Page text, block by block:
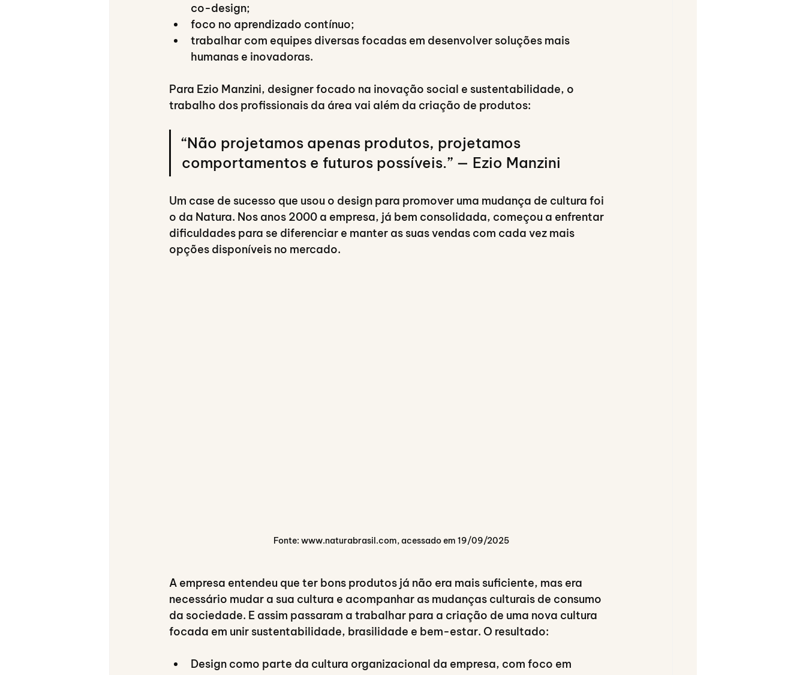
co-design;
foco no aprendizado contínuo;
trabalhar com equipes diversas focadas em desenvolver soluções mais
humanas e inovadoras.
Para Ezio Manzini, designer focado na inovação social e sustentabilidade, o
trabalho dos profissionais da área vai além da criação de produtos:
“Não projetamos apenas produtos, projetamos
comportamentos e futuros possíveis.” — Ezio Manzini
Um case de sucesso que usou o design para promover uma mudança de cultura foi
o da Natura. Nos anos 2000 a empresa, já bem consolidada, começou a enfrentar
dificuldades para se diferenciar e manter as suas vendas com cada vez mais
opções disponíveis no mercado.
Fonte: www.naturabrasil.com, acessado em 19/09/2025
A empresa entendeu que ter bons produtos já não era mais suficiente, mas era
necessário mudar a sua cultura e acompanhar as mudanças culturais de consumo
da sociedade. E assim passaram a trabalhar para a criação de uma nova cultura
focada em unir sustentabilidade, brasilidade e bem-estar. O resultado:
Design como parte da cultura organizacional da empresa, com foco em